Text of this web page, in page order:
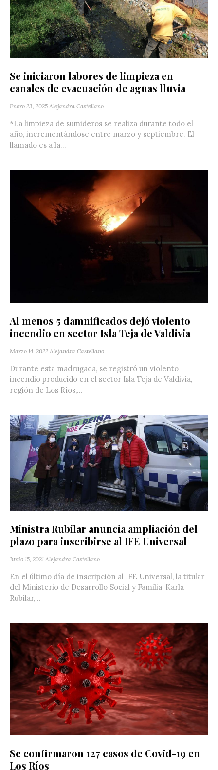
Se iniciaron labores de limpieza en
canales de evacuación de aguas lluvia
Enero 23, 2025 Alejandra Castellano
*La limpieza de sumideros se realiza durante todo el
año, incrementándose entre marzo y septiembre. El
llamado es a la...
Al menos 5 damnificados dejó violento
incendio en sector Isla Teja de Valdivia
Marzo 14, 2022 Alejandra Castellano
Durante esta madrugada, se registró un violento
incendio producido en el sector Isla Teja de Valdivia,
región de Los Ríos,...
Ministra Rubilar anuncia ampliación del
plazo para inscribirse al IFE Universal
Junio 15, 2021 Alejandra Castellano
En el último día de inscripción al IFE Universal, la titular
del Ministerio de Desarrollo Social y Familia, Karla
Rubilar,...
Se confirmaron 127 casos de Covid-19 en
Los Ríos